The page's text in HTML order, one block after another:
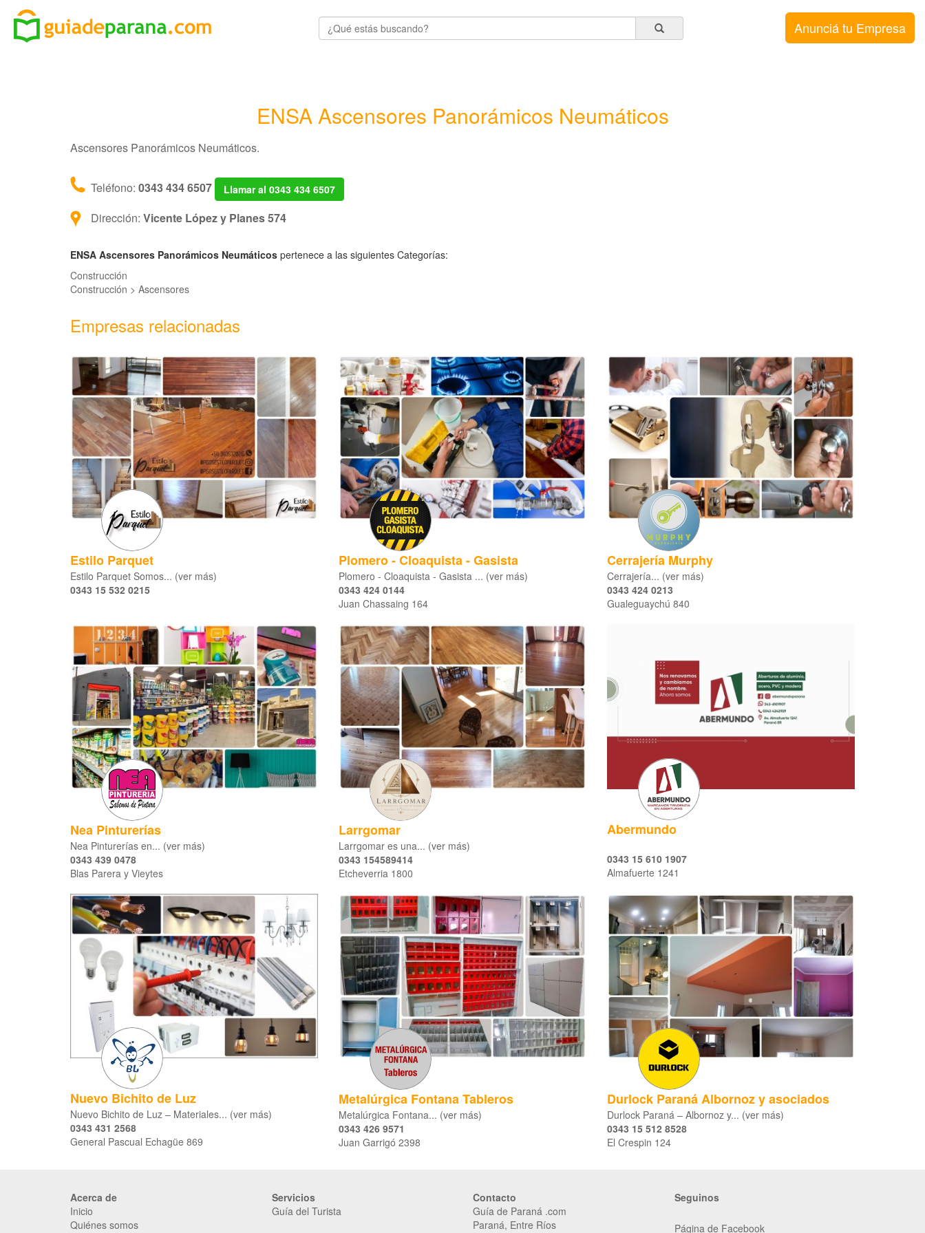
Anunciá tu Empresa
ENSA Ascensores Panorámicos Neumáticos
Ascensores Panorámicos Neumáticos.
Teléfono: 0343 434 6507 Llamar al 0343 434 6507
Dirección: Vicente López y Planes 574
ENSA Ascensores Panorámicos Neumáticos pertenece a las siguientes Categorías:
Construcción
Construcción > Ascensores
Empresas relacionadas
Estilo Parquet
Estilo Parquet Somos... (ver más)
0343 15 532 0215
Plomero - Cloaquista - Gasista
Plomero - Cloaquista - Gasista ... (ver más)
0343 424 0144
Juan Chassaing 164
Cerrajería Murphy
Cerrajería... (ver más)
0343 424 0213
Gualeguaychú 840
Nea Pinturerías
Nea Pinturerías en... (ver más)
0343 439 0478
Blas Parera y Vieytes
Larrgomar
Larrgomar es una... (ver más)
0343 154589414
Etcheverria 1800
Abermundo
0343 15 610 1907
Almafuerte 1241
Nuevo Bichito de Luz
Nuevo Bichito de Luz – Materiales... (ver más)
0343 431 2568
General Pascual Echagüe 869
Metalúrgica Fontana Tableros
Metalúrgica Fontana... (ver más)
0343 426 9571
Juan Garrigó 2398
Durlock Paraná Albornoz y asociados
Durlock Paraná – Albornoz y... (ver más)
0343 15 512 8528
El Crespin 124
Acerca de
Inicio
Quiénes somos
Servicios
Guía del Turista
Contacto
Guía de Paraná .com
Paraná, Entre Ríos
Seguinos
Página de Facebook